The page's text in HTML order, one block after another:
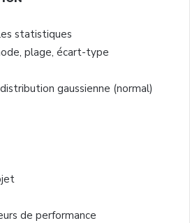
statistiques
plage, écart-type
gaussienne (normal)
de performance